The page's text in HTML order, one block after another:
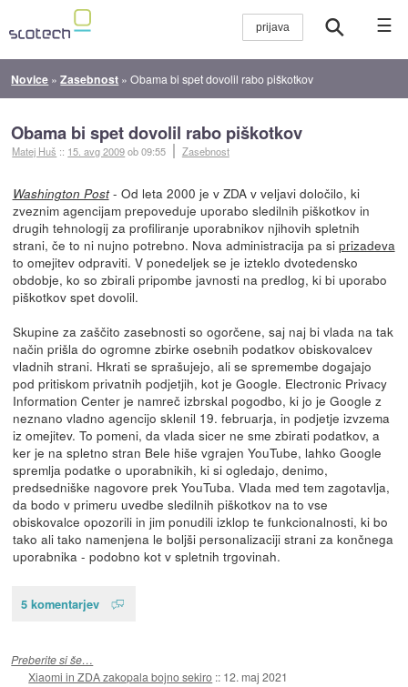
☰
Novice »Zasebnost »Obama bi spet dovolil rabo piškotkov
Obama bi spet dovolil rabo piškotkov
Matej Huš :: 15. avg 2009ob 09:55 Zasebnost
Washington Post- Od leta 2000 je v ZDA v veljavi določilo, ki
zveznim agencijam prepoveduje uporabo sledilnih piškotkov in
drugih tehnologij za profiliranje uporabnikov njihovih spletnih
strani, če to ni nujno potrebno. Nova administracija pa si prizadeva
to omejitev odpraviti. V ponedeljek se je izteklo dvotedensko
obdobje, ko so zbirali pripombe javnosti na predlog, ki bi uporabo
piškotkov spet dovolil.
Skupine za zaščito zasebnosti so ogorčene, saj naj bi vlada na tak
način prišla do ogromne zbirke osebnih podatkov obiskovalcev
vladnih strani. Hkrati se sprašujejo, ali se spremembe dogajajo
pod pritiskom privatnih podjetjih, kot je Google. Electronic Privacy
Information Center je namreč izbrskal pogodbo, ki jo je Google z
neznano vladno agencijo sklenil 19. februarja, in podjetje izvzema
iz omejitev. To pomeni, da vlada sicer ne sme zbirati podatkov, a
ker je na spletno stran Bele hiše vgrajen YouTube, lahko Google
spremlja podatke o uporabnikih, ki si ogledajo, denimo,
predsedniške nagovore prek YouTuba. Vlada med tem zagotavlja,
da bodo v primeru uvedbe sledilnih piškotkov na to vse
obiskovalce opozorili in jim ponudili izklop te funkcionalnosti, ki bo
tako ali tako namenjena le boljši personalizaciji strani za končnega
uporabnika - podobno kot v spletnih trgovinah.
5 komentarjev
Preberite si še…
Xiaomi in ZDA zakopala bojno sekiro :: 12. maj 2021